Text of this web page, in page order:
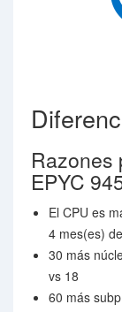
Razones
EPYC
El CPU es
4 mes(es)
30 más
vs 18
60 más